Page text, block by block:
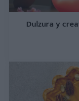
Dulzura y